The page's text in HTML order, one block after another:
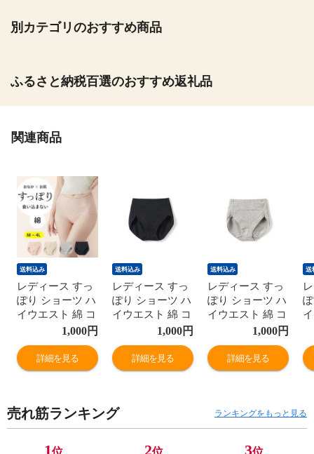
別カテゴリのおすすめ商品
ふるさと納税百選のおすすめ返礼品
関連商品
送料込み
レディース すっ
ぽり ショーツ ハ
イウエスト 綿 コ
ットン お肌に優
しい ヒップアッ
プ 深ばき レギュ
ラー 女性 年間
1,000円
詳細を見る
送料込み
レディース すっ
ぽり ショーツ ハ
イウエスト 綿 コ
ットン お肌に優
しい ヒップアッ
プ 深ばき レギュ
ラー 女性 年間
1,000円
詳細を見る
送料込み
レディース すっ
ぽり ショーツ ハ
イウエスト 綿 コ
ットン お肌に優
しい ヒップアッ
プ 深ばき レギュ
ラー 女性 年間
1,000円
詳細を見る
送
売れ筋ランキング ランキングをもっと見る
1位 2位 3位